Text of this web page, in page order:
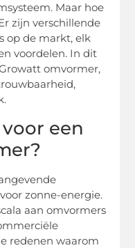
Maar hoe
zijn verschillende
op de markt, elk
voordelen. In dit
omvormer,
een
zonne-energie.
aan omvormers
redenen waarom